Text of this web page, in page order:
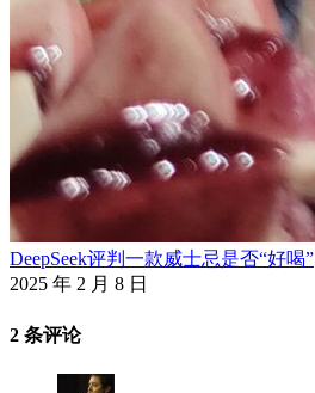
DeepSeek评判一款威士忌是否“好喝”
2025 年 2 月 8 日
2 条评论